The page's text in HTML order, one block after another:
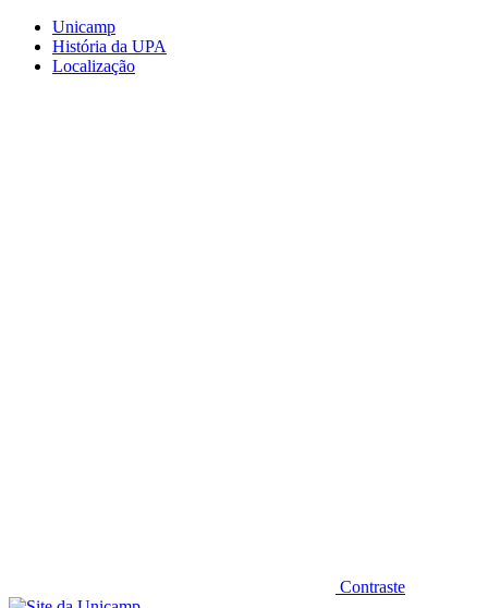
Conteúdo principal
Unicamp
História da UPA
Localização
Contraste